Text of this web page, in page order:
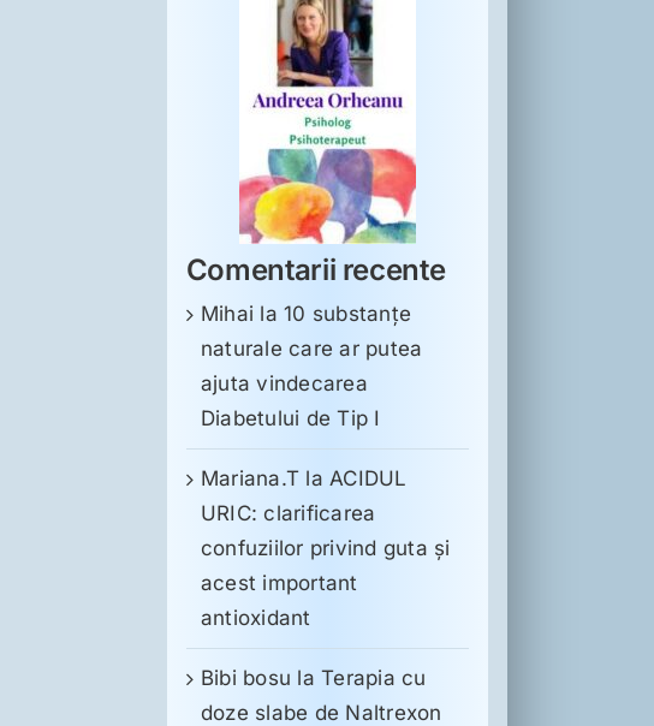
Comentarii recente
Mihai la10 substanţe
naturale care ar putea
ajuta vindecarea
Diabetului de Tip I
Mariana.T la ACIDUL
URIC: clarificarea
confuziilor privind guta și
acest important
antioxidant
Bibi bosu laTerapia cu
doze slabe de Naltrexon